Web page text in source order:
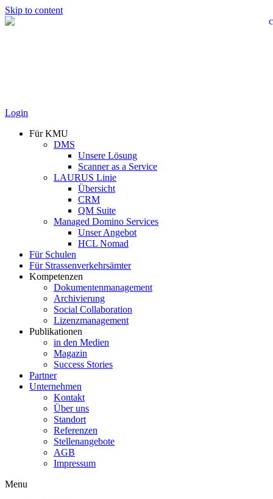
Skip to content
Login
Für KMU
DMS
Unsere Lösung
Scanner as a Service
LAURUS Linie
Übersicht
CRM
QM Suite
Managed Domino Services
Unser Angebot
HCL Nomad
Für Schulen
Für Strassenverkehrsämter
Kompetenzen
Dokumentenmanagement
Archivierung
Social Collaboration
Lizenzmanagement
Publikationen
in den Medien
Magazin
Success Stories
Partner
Unternehmen
Kontakt
Über uns
Standort
Referenzen
Stellenangebote
AGB
Impressum
Menu